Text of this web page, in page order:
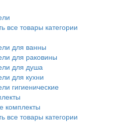
все товары категории
для ванны
для раковины
для душа
для кухни
гигиенические
комплекты
все товары категории